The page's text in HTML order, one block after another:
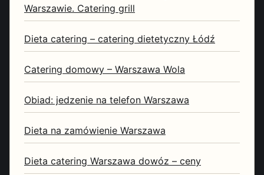
Warszawie. Catering grill
Dieta catering – catering dietetyczny Łódź
Catering domowy – Warszawa Wola
Obiad: jedzenie na telefon Warszawa
Dieta na zamówienie Warszawa
Dieta catering Warszawa dowóz – ceny